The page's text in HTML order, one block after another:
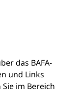
das BAFA-
und Links
im Bereich